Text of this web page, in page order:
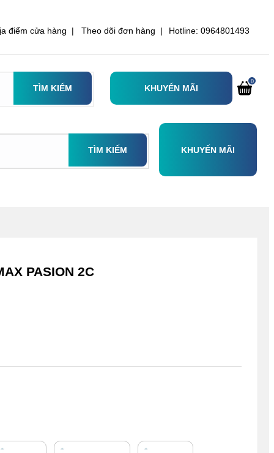
điểm cửa hàng | Theo dõi đơn hàng | Hotline: 0964801493
TÌM KIẾM KHUYẾN MÃI
0
TÌM KIẾM KHUYẾN MÃI
PASION 2C